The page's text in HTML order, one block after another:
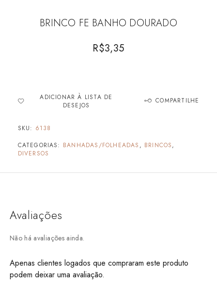
BRINCO FE BANHO DOURADO
R$3,35
ADICIONAR À LISTA DE
DESEJOS
COMPARTILHE
SKU: 6138
CATEGORIAS: BANHADAS/FOLHEADAS , BRINCOS,
DIVERSOS
Avaliações
Não há avaliações ainda.
Apenas clientes logados que compraram este produto
podem deixar uma avaliação.